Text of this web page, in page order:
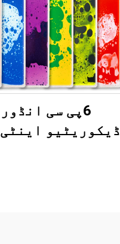
6پی سی انڈور
ڈیکوریٹیو